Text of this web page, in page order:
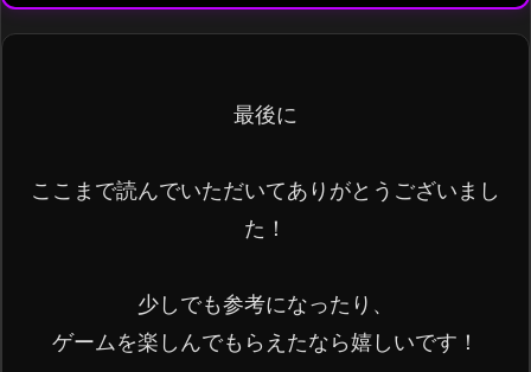
最後に
ここまで読んでいただいてありがとうございまし
た！
少しでも参考になったり、
ゲームを楽しんでもらえたなら嬉しいです！